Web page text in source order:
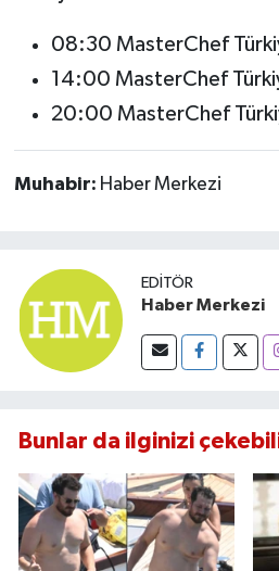
08:30 MasterChef
14:00 MasterChef
20:00 MasterChef
Muhabir: Haber Merkezi
EDITÖR
Haber Merkezi
Bunlar da ilginizi